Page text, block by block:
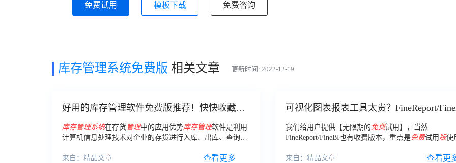
免费试用 模板下载 免费咨询
库存管理系统免费版 相关文章 更新时间: 2022-12-19
好用的库存管理软件免费版推荐！快快收藏！
不要错过！
库存管理系统在存货 管理中的应用优势库存管理软件是利用
计算机信息处理技术对企业的存货进行入库、出库、查询及
来自：精品文章
查看更多
可视化图表报表工具太贵？FineReport/
市场价格详解
我们给用户提供【无限期的免费试用】，当然
FineReport/FineBI也有收费版本，重点是免费试用版使
只有2个访问并发，所以大家可以尽情地研究
来自：精品文章 查看更